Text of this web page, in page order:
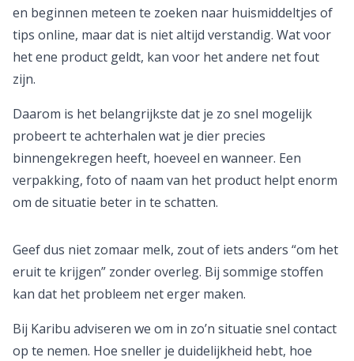
en beginnen meteen te zoeken naar huismiddeltjes of
tips online, maar dat is niet altijd verstandig. Wat voor
het ene product geldt, kan voor het andere net fout
zijn.
Daarom is het belangrijkste dat je zo snel mogelijk
probeert te achterhalen wat je dier precies
binnengekregen heeft, hoeveel en wanneer. Een
verpakking, foto of naam van het product helpt enorm
om de situatie beter in te schatten.
Geef dus niet zomaar melk, zout of iets anders “om het
eruit te krijgen” zonder overleg. Bij sommige stoffen
kan dat het probleem net erger maken.
Bij Karibu adviseren we om in zo’n situatie snel contact
op te nemen. Hoe sneller je duidelijkheid hebt, hoe